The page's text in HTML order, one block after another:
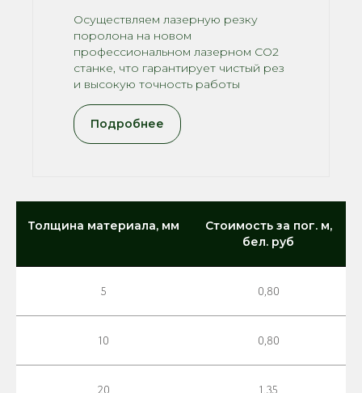
Осуществляем лазерную резку
поролона на новом
профессиональном лазерном CO2
станке, что гарантирует чистый рез
и высокую точность работы
Подробнее
Толщина материала, мм
Стоимость за пог. м,
бел. руб
5 0,80
10 0,80
20 1,35